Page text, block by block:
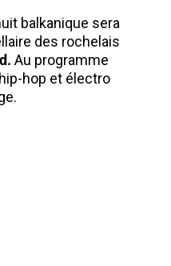
balkanique sera
des rochelais
Au programme
hop et électro